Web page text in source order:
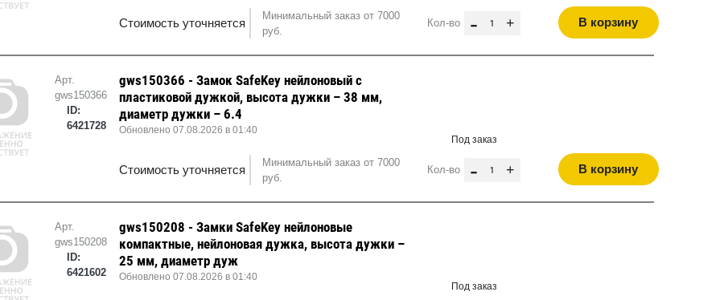
Стоимость уточняется
Минимальный заказ от 7000
руб.
Кол-во - + В корзину
Арт.
gws150366
ID:
6421728
gws150366 - Замок SafeKey нейлоновый с
пластиковой дужкой, высота дужки – 38 мм,
диаметр дужки – 6.4
Обновлено 07.08.2026 в 01:40
Стоимость уточняется
Минимальный заказ от 7000
руб.
Под заказ
Кол-во - + В корзину
Арт.
gws150208
ID:
6421602
gws150208 - Замки SafeKey нейлоновые
компактные, нейлоновая дужка, высота дужки –
25 мм, диаметр дуж
Обновлено 07.08.2026 в 01:40
Под заказ